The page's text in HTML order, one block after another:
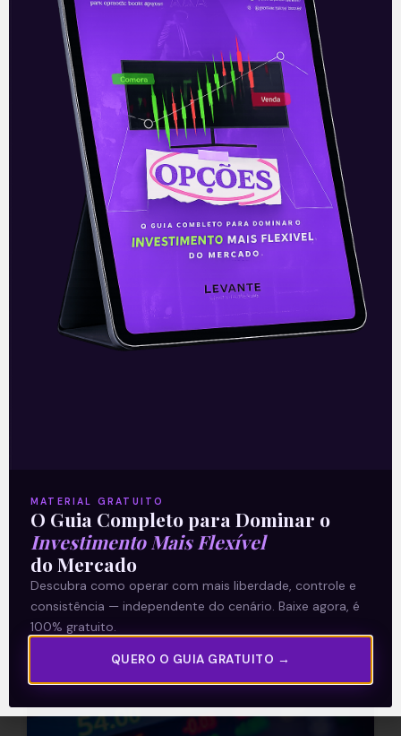
24/11/2021
E EU COM ISSO
Petróleo permanece em alta
24/11/2021
MATERIAL GRATUITO
O Guia Completo para Dominar o
Investimento Mais Flexível
do Mercado
Descubra como operar com mais liberdade, controle e
consistência — independente do cenário. Baixe agora, é
100% gratuito.
QUERO O GUIA GRATUITO →